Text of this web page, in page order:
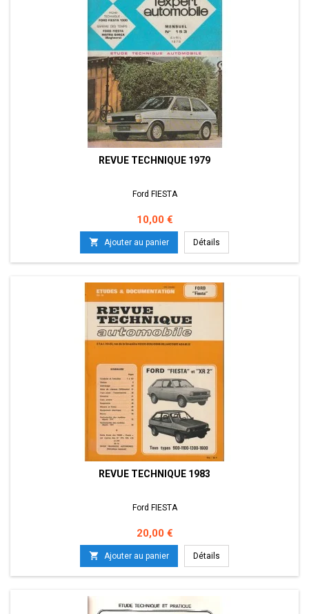
REVUE TECHNIQUE 1979
Ford FIESTA
Prix
10,00 €
 Ajouter au panier Détails
REVUE TECHNIQUE 1983
Ford FIESTA
Prix
20,00 €
 Ajouter au panier Détails